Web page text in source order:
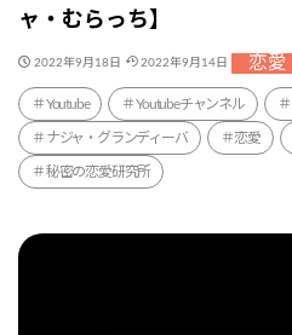
ャ・むらっち】
2022年9月18日 2022年9月14日 恋愛
Youtube Youtubeチャンネル
ナジャ・グランディーバ 恋愛
秘密の恋愛研究所